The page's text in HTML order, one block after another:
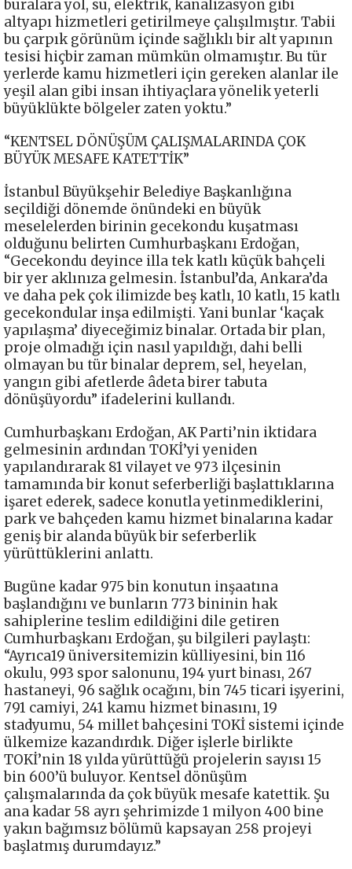
buralara yol, su, elektrik, kanalizasyon gibi
altyapı hizmetleri getirilmeye çalışılmıştır. Tabii
bu çarpık görünüm içinde sağlıklı bir alt yapının
tesisi hiçbir zaman mümkün olmamıştır. Bu tür
yerlerde kamu hizmetleri için gereken alanlar ile
yeşil alan gibi insan ihtiyaçlara yönelik yeterli
büyüklükte bölgeler zaten yoktu.”
“KENTSEL DÖNÜŞÜM ÇALIŞMALARINDA ÇOK
BÜYÜK MESAFE KATETTİK”
İstanbul Büyükşehir Belediye Başkanlığına
seçildiği dönemde önündeki en büyük
meselelerden birinin gecekondu kuşatması
olduğunu belirten Cumhurbaşkanı Erdoğan,
“Gecekondu deyince illa tek katlı küçük bahçeli
bir yer aklınıza gelmesin. İstanbul’da, Ankara’da
ve daha pek çok ilimizde beş katlı, 10 katlı, 15 katlı
gecekondular inşa edilmişti. Yani bunlar ‘kaçak
yapılaşma’ diyeceğimiz binalar. Ortada bir plan,
proje olmadığı için nasıl yapıldığı, dahi belli
olmayan bu tür binalar deprem, sel, heyelan,
yangın gibi afetlerde âdeta birer tabuta
dönüşüyordu” ifadelerini kullandı.
Cumhurbaşkanı Erdoğan, AK Parti’nin iktidara
gelmesinin ardından TOKİ’yi yeniden
yapılandırarak 81 vilayet ve 973 ilçesinin
tamamında bir konut seferberliği başlattıklarına
işaret ederek, sadece konutla yetinmediklerini,
park ve bahçeden kamu hizmet binalarına kadar
geniş bir alanda büyük bir seferberlik
yürüttüklerini anlattı.
Bugüne kadar 975 bin konutun inşaatına
başlandığını ve bunların 773 bininin hak
sahiplerine teslim edildiğini dile getiren
Cumhurbaşkanı Erdoğan, şu bilgileri paylaştı:
“Ayrıca19 üniversitemizin külliyesini, bin 116
okulu, 993 spor salonunu, 194 yurt binası, 267
hastaneyi, 96 sağlık ocağını, bin 745 ticari işyerini,
791 camiyi, 241 kamu hizmet binasını, 19
stadyumu, 54 millet bahçesini TOKİ sistemi içinde
ülkemize kazandırdık. Diğer işlerle birlikte
TOKİ’nin 18 yılda yürüttüğü projelerin sayısı 15
bin 600’ü buluyor. Kentsel dönüşüm
çalışmalarında da çok büyük mesafe katettik. Şu
ana kadar 58 ayrı şehrimizde 1 milyon 400 bine
yakın bağımsız bölümü kapsayan 258 projeyi
başlatmış durumdayız.”